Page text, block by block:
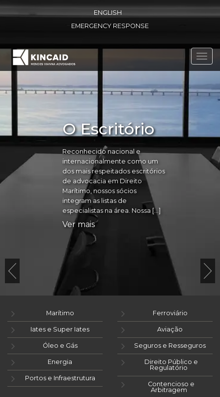
ENGLISH
EMERGENCY RESPONSE
O Escritório
Reconhecido nacional e
internacionalmente como um
dos mais respeitados escritórios
de advocacia em Direito
Marítimo, nossos sócios
integram as listas de
especialistas na área. Nossa […]
Ver mais
Marítimo
Iates e Super Iates
Óleo e Gás
Energia
Portos e Infraestrutura
Ferroviário
Aviação
Seguros e Resseguros
Direito Público e
Regulatório
Contencioso e
Arbitragem